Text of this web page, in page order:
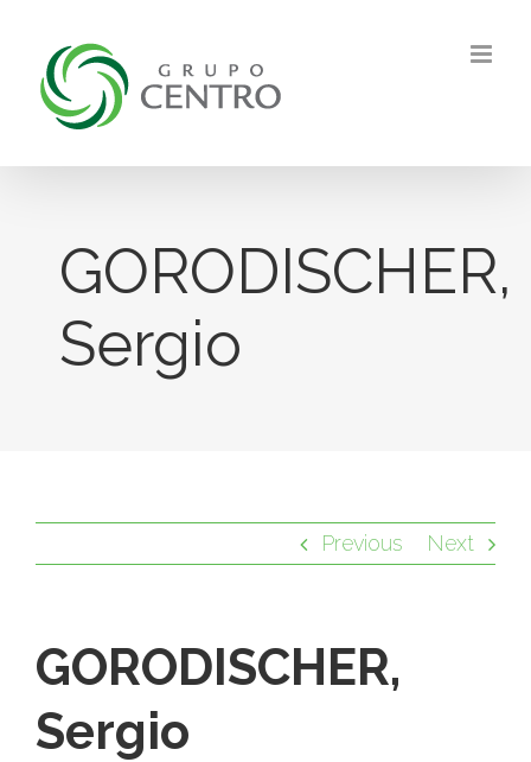
content
GORODISCHER,
Sergio
Previous Next
GORODISCHER,
Sergio